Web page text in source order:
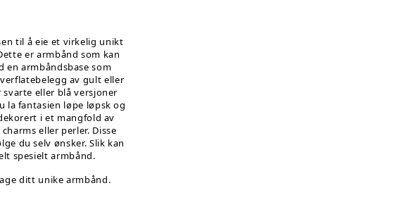
til å eie et virkelig unikt
er armbånd som kan
en armbåndsbase som
av gult eller
eller blå versjoner
la fantasien løpe løpsk og
i et mangfold av
eller perler. Disse
du selv ønsker. Slik kan
spesielt armbånd.
ditt unike armbånd.